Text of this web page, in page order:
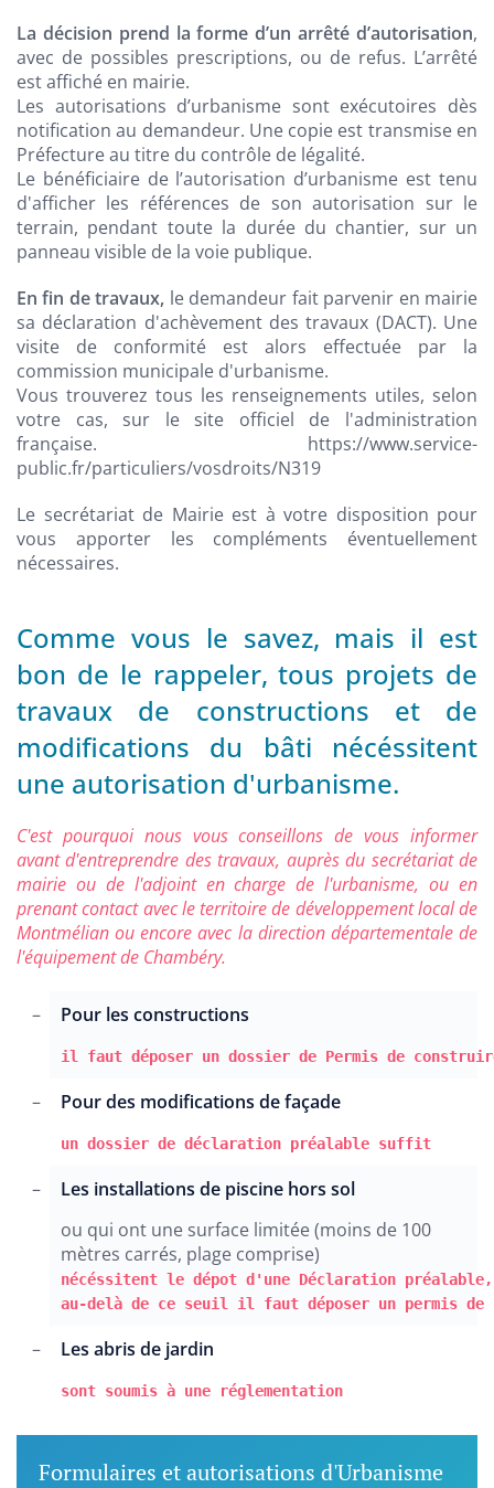
La décision prend la forme d’un arrêté d’autorisation,
avec de possibles prescriptions, ou de refus. L’arrêté
est affiché en mairie.
Les autorisations d’urbanisme sont exécutoires dès
notification au demandeur. Une copie est transmise en
Préfecture au titre du contrôle de légalité.
Le bénéficiaire de l’autorisation d’urbanisme est tenu
d'afficher les références de son autorisation sur le
terrain, pendant toute la durée du chantier, sur un
panneau visible de la voie publique.
En fin de travaux, le demandeur fait parvenir en mairie
sa déclaration d'achèvement des travaux (DACT). Une
visite de conformité est alors effectuée par la
commission municipale d'urbanisme.
Vous trouverez tous les renseignements utiles, selon
votre cas, sur le site officiel de l'administration
française. https://www.service-
public.fr/particuliers/vosdroits/N319
Le secrétariat de Mairie est à votre disposition pour
vous apporter les compléments éventuellement
nécessaires.
Comme vous le savez, mais il est
bon de le rappeler, tous projets de
travaux de constructions et de
modifications du bâti nécéssitent
une autorisation d'urbanisme.
C'est pourquoi nous vous conseillons de vous informer
avant d'entreprendre des travaux, auprès du secrétariat de
mairie ou de l'adjoint en charge de l'urbanisme, ou en
prenant contact avec le territoire de développement local de
Montmélian ou encore avec la direction départementale de
l'équipement de Chambéry.
Pour les constructions
il faut déposer un dossier de Permis de
Pour des modifications de façade
un dossier de déclaration préalable suffit
Les installations de piscine hors sol
ou qui ont une surface limitée (moins de 100
mètres carrés, plage comprise)
nécéssitent le dépot d'une Déclaration préalable,
au-delà de ce seuil il faut déposer un permis
Les abris de jardin
sont soumis à une réglementation
Formulaires et autorisations d'Urbanisme